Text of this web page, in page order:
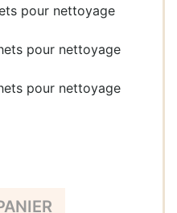
pour nettoyage
pour nettoyage
pour nettoyage